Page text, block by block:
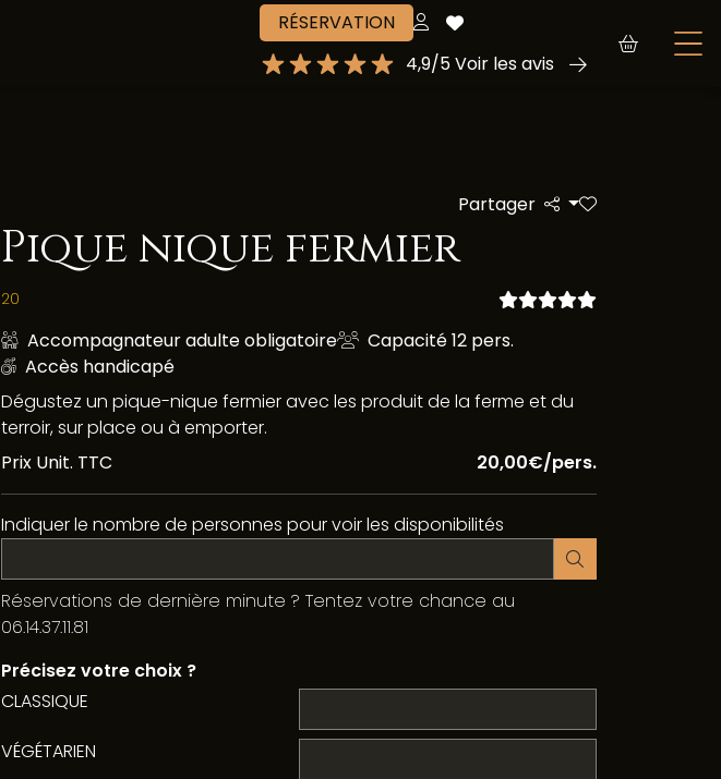
RÉSERVATION
4,9/5 Voir les avis
Partager
Pique nique fermier
20
Accompagnateur adulte obligatoire
Capacité 12 pers.
Accès handicapé
Dégustez un pique-nique fermier avec les produit de la ferme et du
terroir, sur place ou à emporter.
Prix Unit. TTC
20,00€/pers.
Indiquer le nombre de personnes pour voir les disponibilités
Réservations de dernière minute ? Tentez votre chance au
06.14.37.11.81
Précisez votre choix ?
CLASSIQUE
VÉGÉTARIEN